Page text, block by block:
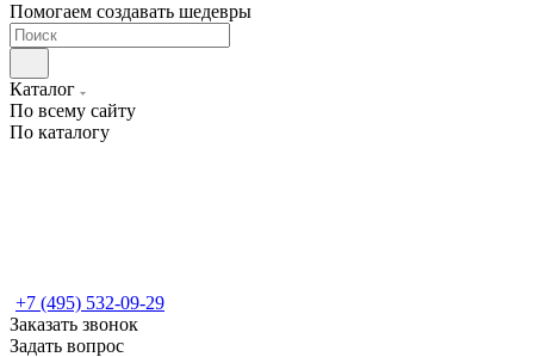
Помогаем создавать шедевры
Каталог
По всему сайту
По каталогу
+7 (495) 532-09-29
Заказать звонок
Задать вопрос